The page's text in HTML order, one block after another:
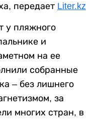
передает Liter.kz
у пляжного
и
на ее
собранные
– без лишнего
за
многих стран, в